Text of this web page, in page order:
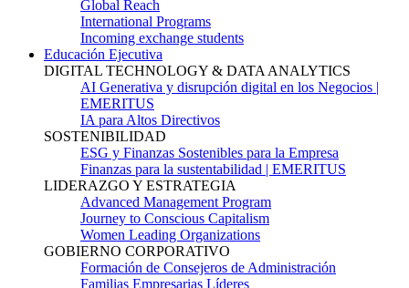
Global Reach
International Programs
Incoming exchange students
Educación Ejecutiva
DIGITAL TECHNOLOGY & DATA ANALYTICS
AI Generativa y disrupción digital en los Negocios |
EMERITUS
IA para Altos Directivos
SOSTENIBILIDAD
ESG y Finanzas Sostenibles para la Empresa
Finanzas para la sustentabilidad | EMERITUS
LIDERAZGO Y ESTRATEGIA
Advanced Management Program
Journey to Conscious Capitalism
Women Leading Organizations
GOBIERNO CORPORATIVO
Formación de Consejeros de Administración
Familias Empresarias Líderes